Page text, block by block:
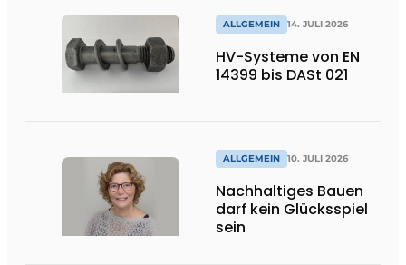
ALLGEMEIN 14. JULI 2026
HV-Systeme von EN
14399 bis DASt 021
ALLGEMEIN 10. JULI 2026
Nachhaltiges Bauen
darf kein Glücksspiel
sein